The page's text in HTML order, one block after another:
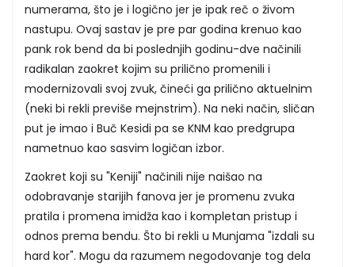
numerama, što je i logično jer je ipak reč o živom
nastupu. Ovaj sastav je pre par godina krenuo kao
pank rok bend da bi poslednjih godinu-dve načinili
radikalan zaokret kojim su prilično promenili i
modernizovali svoj zvuk, čineći ga prilično aktuelnim
(neki bi rekli previše mejnstrim). Na neki način, sličan
put je imao i Buč Kesidi pa se KNM kao predgrupa
nametnuo kao sasvim logičan izbor.
Zaokret koji su "Keniji" načinili nije naišao na
odobravanje starijih fanova jer je promenu zvuka
pratila i promena imidža kao i kompletan pristup i
odnos prema bendu. Što bi rekli u Munjama "izdali su
hard kor". Mogu da razumem negodovanje tog dela